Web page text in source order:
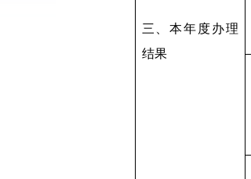
三、本年度办理
结果